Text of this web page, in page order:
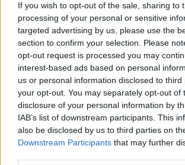
If you wish to opt-out of the sale, sharing to
processing of your personal or sensitive
targeted advertising by us, please use the
section to confirm your selection. Please
opt-out request is processed you may
interest-based ads based on personal
us or personal information disclosed to
your opt-out. You may separately opt-out of
disclosure of your personal information by
IAB’s list of downstream participants. This
also be disclosed by us to third parties on
Downstream Participants that may further
Paroles Téléchargement
Vidéos
Commentaires
Dire «merci» pour cette traduction